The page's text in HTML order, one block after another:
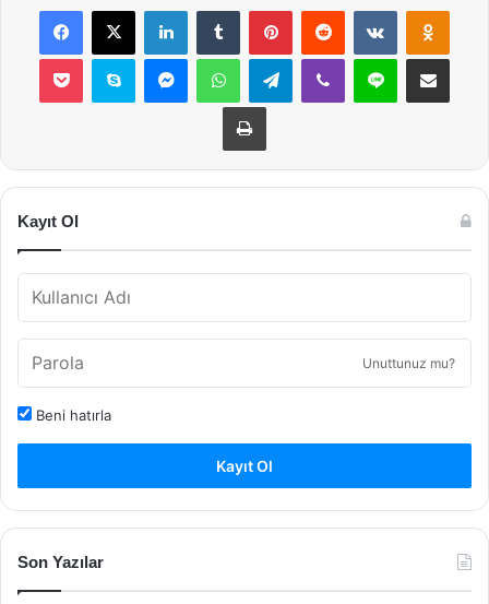
Facebook
X LinkedInTumblr PinterestReddit VKontakte
Pocket Skype MessengerWhatsAppTelegramViber Line E-Posta ile
Yazdır
Kayıt Ol
Unuttunuz mu?
Beni hatırla
Kayıt Ol
Son Yazılar